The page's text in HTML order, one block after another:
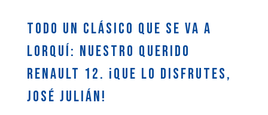
Todo un clásico que se va a
Lorquí: nuestro querido
Renault 12. ¡Que lo disfrutes,
José Julián!